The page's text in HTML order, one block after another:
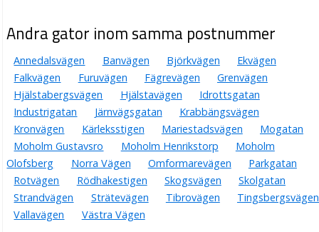
Andra gator inom samma postnummer
Annedalsvägen Banvägen Björkvägen
Ekvägen
Falkvägen
Furuvägen Fägrevägen
Grenvägen
Hjälstabergsvägen
Hjälstavägen
Idrottsgatan
Industrigatan
Järnvägsgatan
Krabbängsvägen
Kronvägen
Kärleksstigen Mariestadsvägen
Mogatan
Moholm Gustavsro
Moholm Henrikstorp
Moholm
Olofsberg
Norra Vägen Omformarevägen
Parkgatan
Rotvägen
Rödhakestigen Skogsvägen
Skolgatan
Strandvägen
Strätevägen Tibrovägen
Tingsbergsvägen
Vallavägen
Västra Vägen